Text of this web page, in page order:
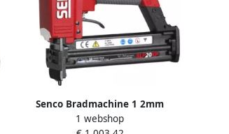
Senco Bradmachine 1 2mm
SLP20XP GLN 7mm WCE0485
1 webshop